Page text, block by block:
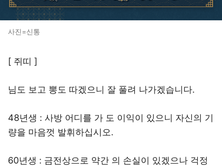
사진=신통
[ 쥐띠 ]
님도 보고 뽕도 따겠으니 잘 풀려 나가겠습니다.
48년생 : 사방 어디를 가 도 이익이 있으니 자신의 기
량을 마음껏 발휘하십시오.
60년생 : 금전상으로 약간 의 손실이 있겠으나 걱정